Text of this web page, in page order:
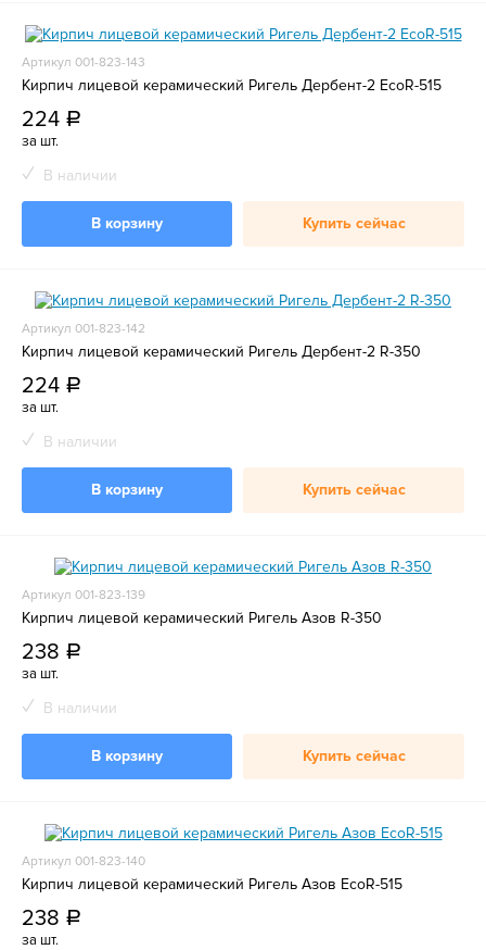
Артикул 001-823-143
Кирпич лицевой керамический Ригель Дербент-2 EcoR-515
224 a
за шт.
В наличии
В корзину Купить сейчас
Артикул 001-823-142
Кирпич лицевой керамический Ригель Дербент-2 R-350
224 a
за шт.
В наличии
В корзину Купить сейчас
Артикул 001-823-139
Кирпич лицевой керамический Ригель Азов R-350
238 a
за шт.
В наличии
В корзину Купить сейчас
Артикул 001-823-140
Кирпич лицевой керамический Ригель Азов EcoR-515
238 a
за шт.